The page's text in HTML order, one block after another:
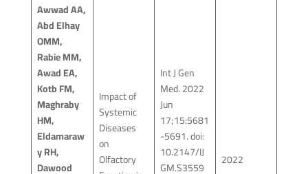
2022
Int J Gen
Med. 2022
Jun
17;15:5681
-5691. doi:
10.2147/IJ
GM.S3559
Impact of
Systemic
Diseases
on
Olfactory
Awwad AA,
Abd Elhay
OMM,
Rabie MM,
Awad EA,
Kotb FM,
Maghraby
HM,
Eldamaraw
y RH,
Dawood